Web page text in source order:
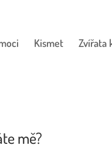
Kismet Zvířata
mě?